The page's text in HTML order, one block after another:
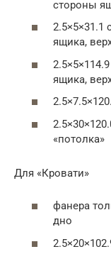
стороны
2.5×5×31.1
ящика,
ящика,
«потолка»
Для «Кровати»
фанера
дно